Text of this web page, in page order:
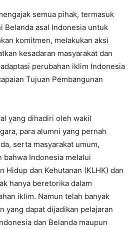
semua pihak, termasuk
Belanda asal Indonesia untuk
komitmen, melakukan aksi
kesadaran masyarakat dan
perubahan iklim Indonesia
Tujuan Pembangunan
yang dihadiri oleh wakil
para alumni yang pernah
serta masyarakat umum,
bahwa Indonesia melalui
Hidup dan Kehutanan (KLHK) dan
hanya beretorika dalam
iklim. Namun telah banyak
yang dapat dijadikan pelajaran
dan Belanda maupun